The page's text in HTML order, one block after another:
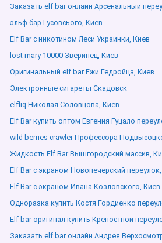
Заказать elf bar онлайн Арсенальный
эльф бар Гусовсього, Киев
Elf Bar с никотином Леси Украинки, Киев
lost mary 10000 Зверинец, Киев
Оригинальный elf bar Ежи Гедройца, Киев
Электронные сигареты Скадовск
elfliq Николая Соловцова, Киев
Elf Bar купить оптом Евгения Гуцало
wild berries crawler Профессора
Жидкость Elf Bar Вышгородский массив,
Elf Bar с экраном Новопечерский
Elf Bar с экраном Ивана Козловского, Киев
Одноразка купить Костя Гордиенко
Elf bar оригинал купить Крепостной
Заказать elf bar онлайн Андрея